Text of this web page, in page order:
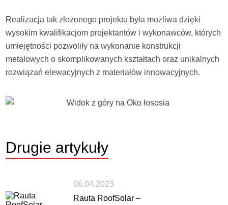
Realizacja tak złożonego projektu była możliwa dzięki
wysokim kwalifikacjom projektantów i wykonawców, których
umiejętności pozwoliły na wykonanie konstrukcji
metalowych o skomplikowanych kształtach oraz unikalnych
rozwiązań elewacyjnych z materiałów innowacyjnych.
Drugie artykuły
06.04.2023
Rauta RoofSolar –